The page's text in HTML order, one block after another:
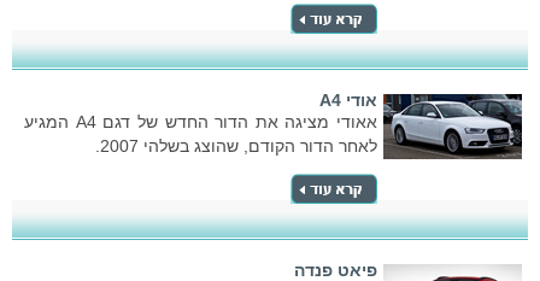
אודי A4
אאודי מציגה את הדור החדש של דגם A4 המגיע
לאחר הדור הקודם, שהוצג בשלהי 2007.
פיאט פנדה